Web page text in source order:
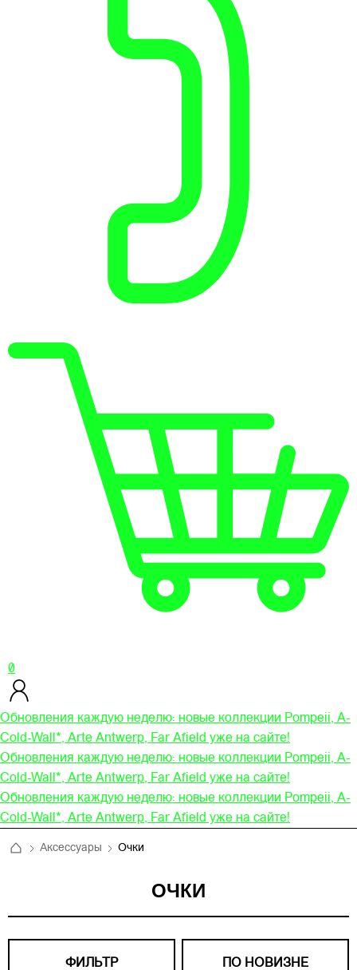
0
Обновления каждую неделю: новые коллекции Pompeii, A-
Cold-Wall*, Arte Antwerp, Far Afield уже на сайте!
Обновления каждую неделю: новые коллекции Pompeii, A-
Cold-Wall*, Arte Antwerp, Far Afield уже на сайте!
Обновления каждую неделю: новые коллекции Pompeii, A-
Cold-Wall*, Arte Antwerp, Far Afield уже на сайте!
Аксессуары Очки
ОЧКИ
ФИЛЬТР ПО НОВИЗНЕ